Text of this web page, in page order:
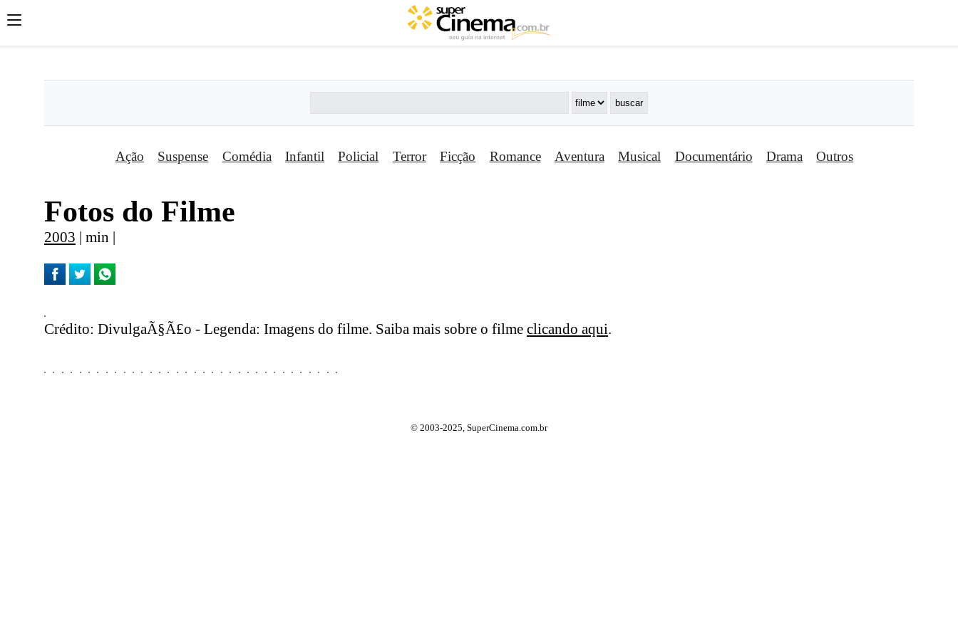
';';
Ação Suspense Comédia Infantil Policial Terror Ficção Romance Aventura Musical Documentário Drama Outros
Fotos do Filme
2003 | min |
Crédito: DivulgaÃ§Ã£o - Legenda: Imagens do filme. Saiba mais sobre o filme clicando aqui.
© 2003-2025, SuperCinema.com.br